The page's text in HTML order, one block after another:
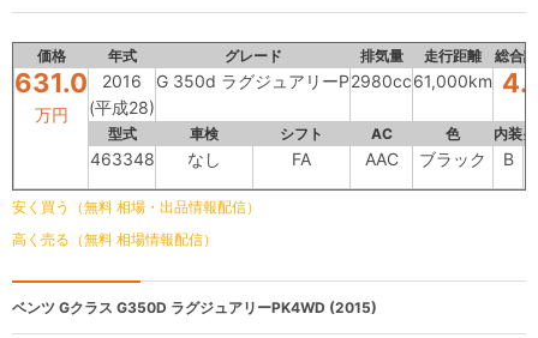
価格 年式 グレード 排気量 走行距離 総合
631.0
万円
2016
(平成28)
G 350d ラグジュアリーP2980cc61,000km
型式 車検 シフト AC 色 内装
463348 なし FA AAC ブラック B
安く買う（無料 相場・出品情報配信）
高く売る（無料 相場情報配信）
ベンツ Gクラス G350D ラグジュアリーPK4WD (2015)